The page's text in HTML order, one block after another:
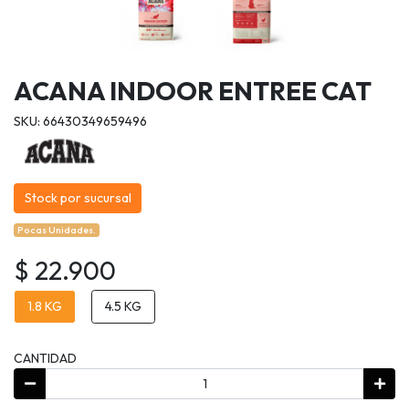
ACANA INDOOR ENTREE CAT
SKU: 66430349659496
Stock por sucursal
Pocas Unidades.
$ 22.900
1.8 KG 4.5 KG
CANTIDAD